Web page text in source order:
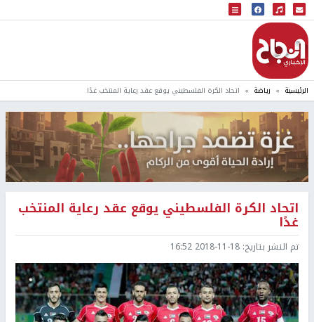
البث المباشر
إذاعة النجاح
الرئيسية رياضة اتحاد الكرة الفلسطيني يوقع عقد رعاية المنتخب غدًا
اتحاد الكرة الفلسطيني يوقع عقد رعاية المنتخب
غدًا
تم النشر بتاريخ: 2018-11-18 16:52